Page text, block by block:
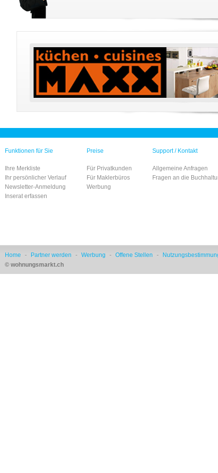
Funktionen für Sie
Ihre Merkliste
Ihr persönlicher Verlauf
Newsletter-Anmeldung
Inserat erfassen
Preise
Für Privatkunden
Für Maklerbüros
Werbung
Support / Kontakt
Allgemeine Anfragen
Fragen an die
Home - Partner werden - Werbung - Offene Stellen -
© wohnungsmarkt.ch